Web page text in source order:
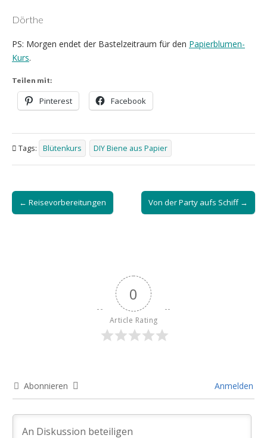
Dörthe
PS: Morgen endet der Bastelzeitraum für den Papierblumen-
Kurs.
Teilen mit:
Pinterest Facebook
Tags: Blütenkurs DIY Biene aus Papier
Post
navigation
← Reisevorbereitungen Von der Party aufs Schiff →
0
Article Rating
Abonnieren Anmelden